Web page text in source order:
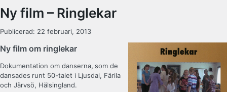
Ny film – Ringlekar
Publicerad: 22 februari, 2013
Ny film om ringlekar
Dokumentation om danserna, som de
dansades runt 50-talet i Ljusdal, Färila
och Järvsö, Hälsingland.